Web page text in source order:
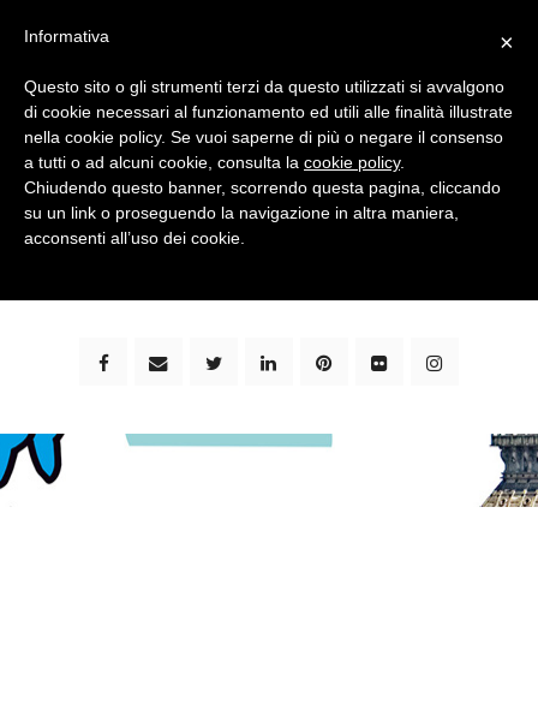
bimbi e viaggi - family travel blog: community #1 in
×
Informativa
Questo sito o gli strumenti terzi da questo utilizzati si avvalgono
di cookie necessari al funzionamento ed utili alle finalità illustrate
nella cookie policy. Se vuoi saperne di più o negare il consenso
a tutti o ad alcuni cookie, consulta la cookie policy.
Chiudendo questo banner, scorrendo questa pagina, cliccando
su un link o proseguendo la navigazione in altra maniera,
acconsenti all’uso dei cookie.